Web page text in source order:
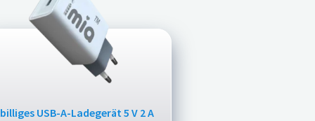
billiges USB-A-Ladegerät 5 V 2 A